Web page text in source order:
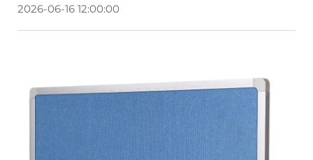
2026-06-16 12:00:00